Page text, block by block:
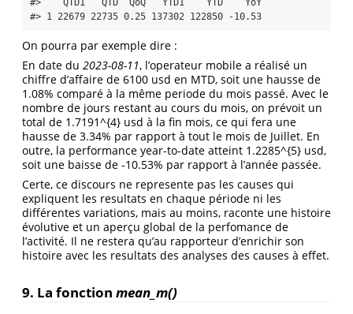
#>    QTD1   QTD  QoQ   YTD1    YTD    YoY
#> 1 22679 22735 0.25 137302 122850 -10.53
On pourra par exemple dire :
En date du 2023-08-11, l’operateur mobile a réalisé un
chiffre d’affaire de 6100 usd en MTD, soit une hausse de
1.08% comparé à la même periode du mois passé. Avec le
nombre de jours restant au cours du mois, on prévoit un
total de 1.7191^{4} usd à la fin mois, ce qui fera une
hausse de 3.34% par rapport à tout le mois de Juillet. En
outre, la performance year-to-date atteint 1.2285^{5} usd,
soit une baisse de -10.53% par rapport à l’année passée.
Certe, ce discours ne represente pas les causes qui
expliquent les resultats en chaque période ni les
différentes variations, mais au moins, raconte une histoire
évolutive et un aperçu global de la perfomance de
l’activité. Il ne restera qu’au rapporteur d’enrichir son
histoire avec les resultats des analyses des causes à effet.
9. La fonction mean_m()